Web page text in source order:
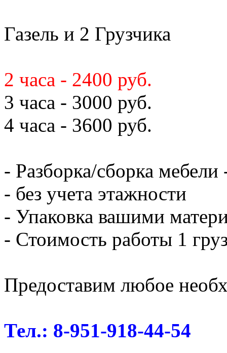
Газель и 2 Грузчика
2 часа - 2400 руб.
3 часа - 3000 руб.
4 часа - 3600 руб.
- Разборка/сборка мебели
- без учета этажности
- Упаковка вашими
- Стоимость работы 1
Предоставим любое
Тел.: 8-951-918-44-54